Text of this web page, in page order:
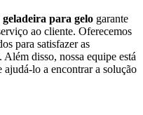
geladeira para gelo garante
ao cliente. Oferecemos
para satisfazer as
disso, nossa equipe está
lo a encontrar a solução